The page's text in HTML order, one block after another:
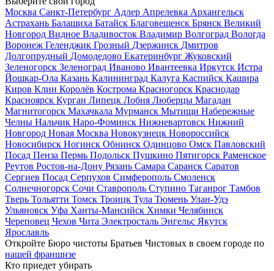
Москва Санкт-Петербург Адлер Апрелевка Архангельск
Астрахань Балашиха Батайск Благовещенск Брянск Великий
Новгород Видное Владивосток Владимир Волгоград Вологда
Воронеж Геленджик Грозный Дзержинск Дмитров
Долгопрудный Домодедово Екатеринбург Жуковский
Зеленогорск Зеленоград Иваново Ивантеевка Иркутск Истра
Йошкар-Ола Казань Калининград Калуга Каспийск Кашира
Киров Клин Королёв Кострома Красногорск Краснодар
Красноярск Курган Липецк Лобня Люберцы Магадан
Магнитогорск Махачкала Мурманск Мытищи Набережные
Челны Нальчик Наро-Фоминск Нижневартовск Нижний
Новгород Новая Москва Новокузнецк Новороссийск
Новосибирск Ногинск Обнинск Одинцово Омск Павловский
Посад Пенза Пермь Подольск Пушкино Пятигорск Раменское
Реутов Ростов-на-Дону Рязань Самара Саранск Саратов
Сергиев Посад Серпухов Симферополь Смоленск
Солнечногорск Сочи Ставрополь Ступино Таганрог Тамбов
Тверь Тольятти Томск Троицк Тула Тюмень Улан-Удэ
Ульяновск Уфа Ханты-Мансийск Химки Челябинск
Череповец Чехов Чита Электросталь Энгельс Якутск
Ярославль
Откройте Бюро чистоты Братьев Чистовых в своем городе по
нашей франшизе
Кто приедет убирать